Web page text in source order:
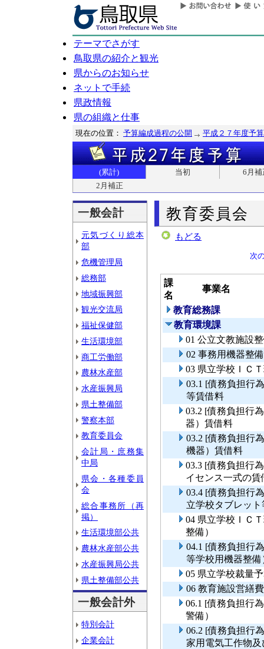
テーマでさがす
鳥取県の紹介と観光
県からのお知らせ
ネットで手続
県政情報
県の組織と仕事
現在の位置： 予算編成過程の公開 平成２７年度予算
(累計) 当初
6月補
2月補正
一般会計
元気づくり総本
部
危機管理局
総務部
地域振興部
観光交流局
福祉保健部
生活環境部
商工労働部
農林水産部
水産振興局
県土整備部
警察本部
教育委員会
会計局・庶務集
中局
県会・各種委員
会
総合事務所（再
掲）
生活環境部公共
農林水産部公共
水産振興局公共
県土整備部公共
一般会計外
特別会計
企業会計
教育委員会
もどる
次
課
名
事業名
教育総務課
教育環境課
01 公立文教施設
02 事務用機器整
03 県立学校ＩＣ
03.1 [債務負担行
等賃借料
03.2 [債務負担行
器）賃借料
03.2 [債務負担行
機器）賃借料
03.3 [債務負担行
イセンス一式の賃
03.4 [債務負担行
立学校タブレッ
04 県立学校ＩＣ
整備）
04.1 [債務負担行
等学校用機器整備
05 県立学校裁量
06 教育施設営繕費
06.1 [債務負担行
警備）
06.2 [債務負担行
家用電気工作物